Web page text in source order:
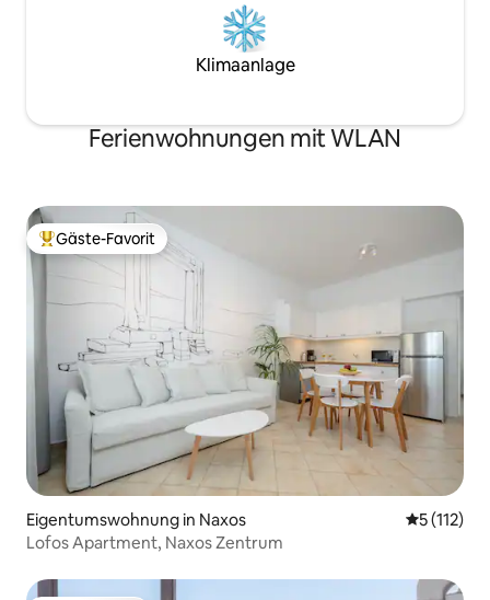
Klimaanlage
Ferienwohnungen mit WLAN
Beliebter Gäste-Favorit.
Gäste-Favorit
Eigentumswohnung in Naxos
5 (112)
Lofos Apartment, Naxos Zentrum